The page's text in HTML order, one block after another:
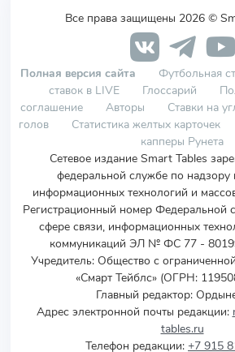
Все права защищены 2026 ©
Полная версия сайта Футбольная
ставок в LIVE
Глоссарий
соглашение
Авторы Ставки на
голов
Статистика желтых карточек
капперы Рунета
Сетевое издание Smart Tables
федеральной службе по надзору
информационных технологий и
Регистрационный номер Федеральной
сфере связи, информационных
коммуникаций ЭЛ № ФС 77 -
Учредитель: Общество с
«Смарт Тейблс» (ОГРН:
Главный редактор:
Адрес электронной почты редакции:
tables.ru
Телефон редакции: +7 915